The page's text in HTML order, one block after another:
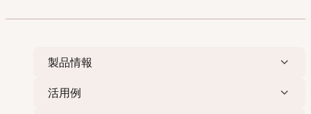
製品情報
活用例